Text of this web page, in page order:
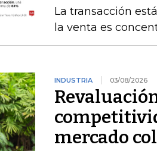
La transacción
la venta es
INDUSTRIA 03/08/2026
mercado